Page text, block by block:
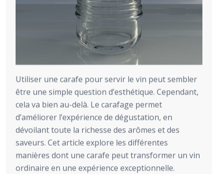
Utiliser une carafe pour servir le vin peut sembler
être une simple question d’esthétique. Cependant,
cela va bien au-delà. Le carafage permet
d’améliorer l’expérience de dégustation, en
dévoilant toute la richesse des arômes et des
saveurs. Cet article explore les différentes
manières dont une carafe peut transformer un vin
ordinaire en une expérience exceptionnelle.